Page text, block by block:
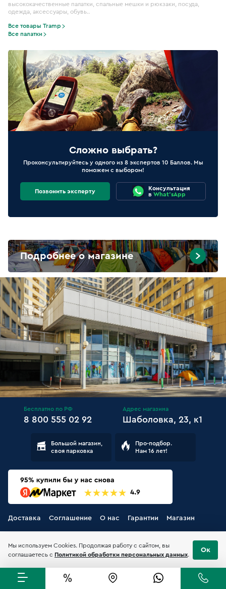
высококачественные палатки, спальные мешки и рюкзаки, посуда,
одежда, аксессуары, обувь..
Все товары Tramp
Все палатки
Сложно выбрать?
Проконсультируйтесь у одного из 8 экспертов 10 Баллов. Мы
поможем с выбором!
Позвонить эксперту
Консультация
в What'sApp
Подробнее о магазине
Бесплатно по РФ
8 800 555 02 92
Адрес магазина
Шаболовка, 23, к1
Большой магазин,
своя парковка
Про-подбор.
Нам 16 лет!
Доставка Соглашение О нас Гарантии Магазин
Мы используем Cookies. Продолжая работу с сайтом, вы
соглашаетесь с Политикой обработки персональных данных.
Ок